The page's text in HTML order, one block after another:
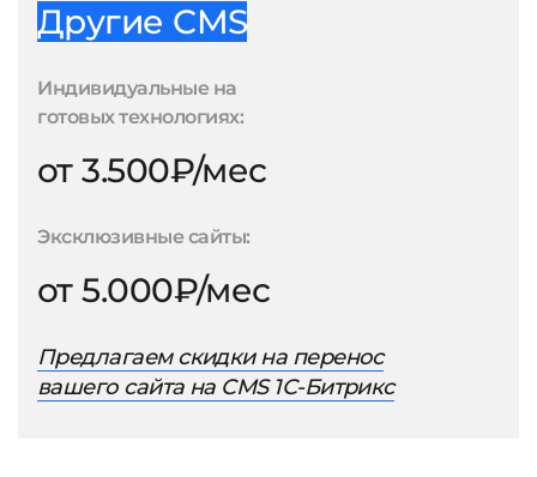
Другие CMS
Индивидуальные на
готовых технологиях:
от 3.500₽/мес
Эксклюзивные сайты:
от 5.000₽/мес
Предлагаем скидки на перенос
вашего сайта на CMS 1С-Битрикс